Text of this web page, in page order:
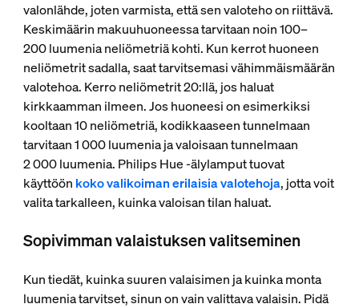
valonlähde, joten varmista, että sen valoteho on riittävä.
Keskimäärin makuuhuoneessa tarvitaan noin 100–
200 luumenia neliömetriä kohti. Kun kerrot huoneen
neliömetrit sadalla, saat tarvitsemasi vähimmäismäärän
valotehoa. Kerro neliömetrit 20:llä, jos haluat
kirkkaamman ilmeen. Jos huoneesi on esimerkiksi
kooltaan 10 neliömetriä, kodikkaaseen tunnelmaan
tarvitaan 1 000 luumenia ja valoisaan tunnelmaan
2 000 luumenia. Philips Hue ‑älylamput tuovat
käyttöön koko valikoiman erilaisia valotehoja, jotta voit
valita tarkalleen, kuinka valoisan tilan haluat.
Sopivimman valaistuksen valitseminen
Kun tiedät, kuinka suuren valaisimen ja kuinka monta
luumenia tarvitset, sinun on vain valittava valaisin. Pidä